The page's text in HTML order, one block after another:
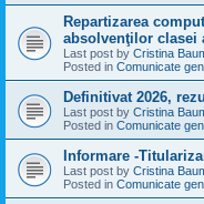
Repartizarea
absolvenţilor clasei
Last post by Cristina
Posted in Comunicate
Definitivat 2026,
Last post by Cristina
Posted in Comunicate
Informare -
Last post by Cristina
Posted in Comunicate